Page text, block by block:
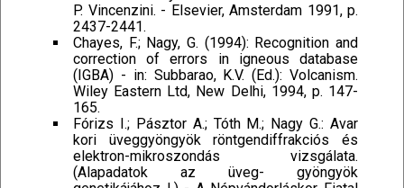
P. Vincenzini. - Elsevier, Amsterdam 1991, p.
2437-2441.
Chayes, F.; Nagy, G. (1994): Recognition and
correction of errors in igneous database
(IGBA) - in: Subbarao, K.V. (Ed.): Volcanism.
Wiley Eastern Ltd, New Delhi, 1994, p. 147-
165.
Fórizs I.; Pásztor A.; Tóth M.; Nagy G.: Avar
kori üveggyöngyök röntgendiffrakciós és
elektron-mikroszondás vizsgálata.
(Alapadatok az üveg- gyöngyök